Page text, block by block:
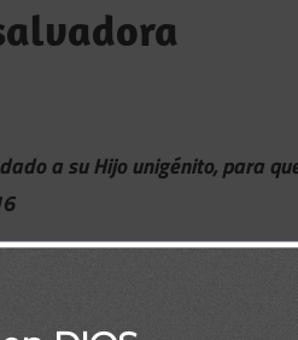
a su Hijo unigénito, para